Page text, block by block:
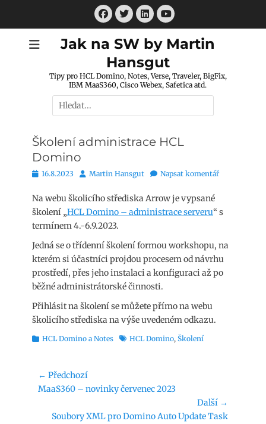
Facebook
Twitter
LinkedIn
Youtube
Jak na SW by Martin
Hansgut
Tipy pro HCL Domino, Notes, Verse, Traveler, BigFix,
IBM MaaS360, Cisco Webex, Safetica atd.
Hledat:
Školení administrace HCL
Domino
Publikováno
16.8.2023 AutorMartin Hansgut Napsat komentář
Na webu školicího střediska Arrow je vypsané
školení „HCL Domino – administrace serveru“ s
termínem 4.-6.9.2023.
Jedná se o třídenní školení formou workshopu, na
kterém si účastníci projdou procesem od návrhu
prostředí, přes jeho instalaci a konfiguraci až po
běžné administrátorské činnosti.
Přihlásit na školení se můžete přímo na webu
školicího střediska na výše uvedeném odkazu.
Rubriky
HCL Domino a Notes ŠtítkyHCL Domino, Školení
Navigace
pro
← Předchozí
Předchozí
MaaS360 – novinky červenec 2023
Další →
Následující
Soubory XML pro Domino Auto Update Task